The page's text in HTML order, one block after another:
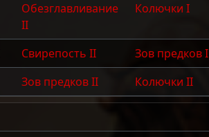
Обезглавливание
II
Колючки I
Свирепость II
Зов предков I
Зов предков II Колючки II